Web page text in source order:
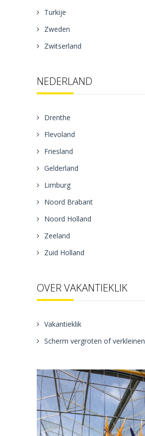
Turkije
Zweden
Zwitserland
NEDERLAND
Drenthe
Flevoland
Friesland
Gelderland
Limburg
Noord Brabant
Noord Holland
Zeeland
Zuid Holland
OVER VAKANTIEKLIK
Vakantieklik
Scherm vergroten of verkleinen